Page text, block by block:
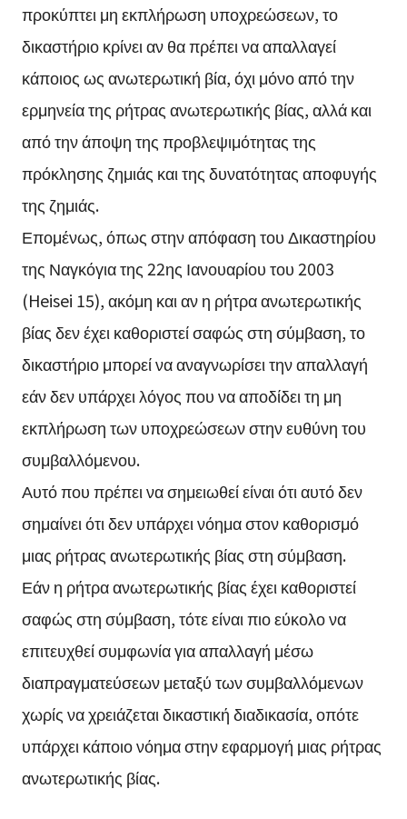
προκύπτει μη εκπλήρωση υποχρεώσεων, το
δικαστήριο κρίνει αν θα πρέπει να απαλλαγεί
κάποιος ως ανωτερωτική βία, όχι μόνο από την
ερμηνεία της ρήτρας ανωτερωτικής βίας, αλλά και
από την άποψη της προβλεψιμότητας της
πρόκλησης ζημιάς και της δυνατότητας αποφυγής
της ζημιάς.
Επομένως, όπως στην απόφαση του Δικαστηρίου
της Ναγκόγια της 22ης Ιανουαρίου του 2003
(Heisei 15), ακόμη και αν η ρήτρα ανωτερωτικής
βίας δεν έχει καθοριστεί σαφώς στη σύμβαση, το
δικαστήριο μπορεί να αναγνωρίσει την απαλλαγή
εάν δεν υπάρχει λόγος που να αποδίδει τη μη
εκπλήρωση των υποχρεώσεων στην ευθύνη του
συμβαλλόμενου.
Αυτό που πρέπει να σημειωθεί είναι ότι αυτό δεν
σημαίνει ότι δεν υπάρχει νόημα στον καθορισμό
μιας ρήτρας ανωτερωτικής βίας στη σύμβαση.
Εάν η ρήτρα ανωτερωτικής βίας έχει καθοριστεί
σαφώς στη σύμβαση, τότε είναι πιο εύκολο να
επιτευχθεί συμφωνία για απαλλαγή μέσω
διαπραγματεύσεων μεταξύ των συμβαλλόμενων
χωρίς να χρειάζεται δικαστική διαδικασία, οπότε
υπάρχει κάποιο νόημα στην εφαρμογή μιας ρήτρας
ανωτερωτικής βίας.